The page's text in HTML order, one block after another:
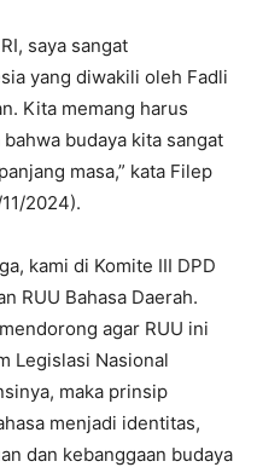
saya sangat
yang diwakili oleh Fadli
Kita memang harus
budaya kita sangat
masa,” kata Filep
2024).
kami di Komite III DPD
RUU Bahasa Daerah.
agar RUU ini
Legislasi Nasional
maka prinsip
menjadi identitas,
dan kebanggaan budaya